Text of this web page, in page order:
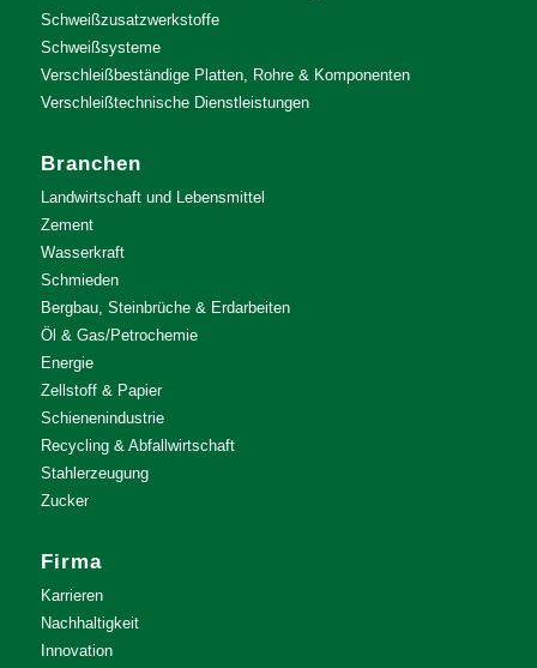
Schweißzusatzwerkstoffe
Schweißsysteme
Verschleißbeständige Platten, Rohre & Komponenten
Verschleißtechnische Dienstleistungen
Branchen
Landwirtschaft und Lebensmittel
Zement
Wasserkraft
Schmieden
Bergbau, Steinbrüche & Erdarbeiten
Öl & Gas/Petrochemie
Energie
Zellstoff & Papier
Schienenindustrie
Recycling & Abfallwirtschaft
Stahlerzeugung
Zucker
Firma
Karrieren
Nachhaltigkeit
Innovation